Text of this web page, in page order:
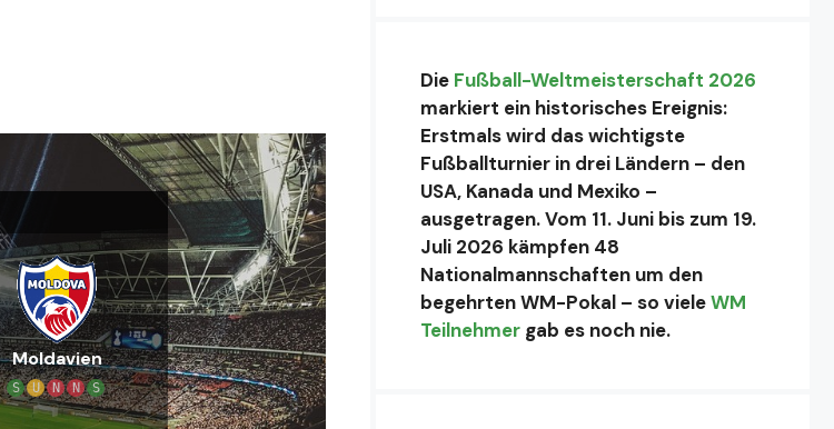
Moldavien
S U N N S
Die Fußball-Weltmeisterschaft 2026
markiert ein historisches Ereignis:
Erstmals wird das wichtigste
Fußballturnier in drei Ländern – den
USA, Kanada und Mexiko –
ausgetragen. Vom 11. Juni bis zum 19.
Juli 2026 kämpfen 48
Nationalmannschaften um den
begehrten WM-Pokal – so vieleWM
Teilnehmer gab es noch nie.